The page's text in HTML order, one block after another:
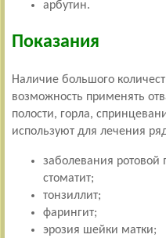
арбутин.
Показания
Наличие большого
возможность применять
полости, горла,
используют для лечения
заболевания ротовой
стоматит;
тонзиллит;
фарингит;
эрозия шейки матки;